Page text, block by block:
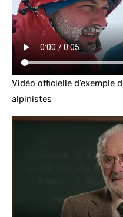
Vidéo officielle d’exemple
alpinistes